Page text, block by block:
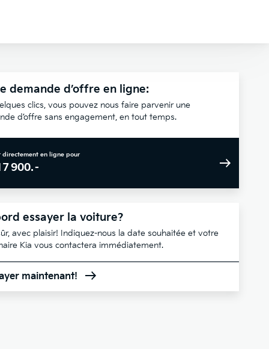
demande d’offre en ligne:
clics, vous pouvez nous faire parvenir une
d’offre sans engagement, en tout temps.
directement en ligne pour
900.–
essayer la voiture?
avec plaisir! Indiquez-nous la date souhaitée et votre
Kia vous contactera immédiatement.
maintenant!